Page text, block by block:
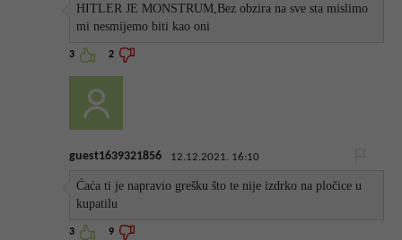
HITLER JE MONSTRUM,Bez obzira na sve sta mislimo
mi nesmijemo biti kao oni
3 2
guest1639321856 12.12.2021. 16:10
Ćaća ti je napravio grešku što te nije izdrko na pločice u
kupatilu
3 9